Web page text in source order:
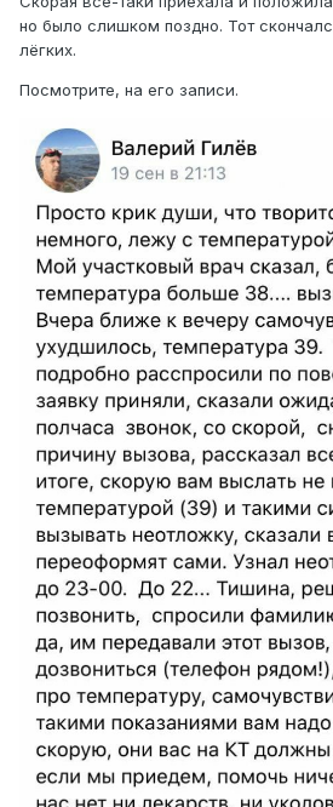
но было слишком поздно. Тот
лёгких.
Посмотрите, на его записи.